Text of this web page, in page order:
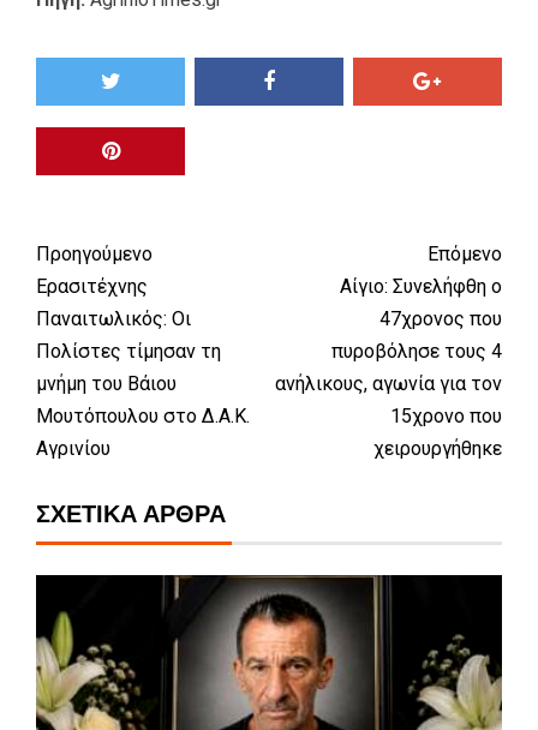
Προηγούμενο
Ερασιτέχνης
Παναιτωλικός: Οι
Πολίστες τίμησαν τη
μνήμη του Βάιου
Μουτόπουλου στο Δ.Α.Κ.
Αγρινίου
Επόμενο
Αίγιο: Συνελήφθη ο
47χρονος που
πυροβόλησε τους 4
ανήλικους, αγωνία για τον
15χρονο που
χειρουργήθηκε
ΣΧΕΤΙΚΆ ΆΡΘΡΑ